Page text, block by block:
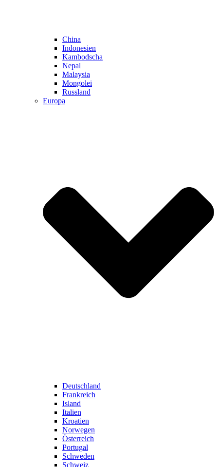
China
Indonesien
Kambodscha
Nepal
Malaysia
Mongolei
Russland
Europa
Deutschland
Frankreich
Island
Italien
Kroatien
Norwegen
Österreich
Portugal
Schweden
Schweiz